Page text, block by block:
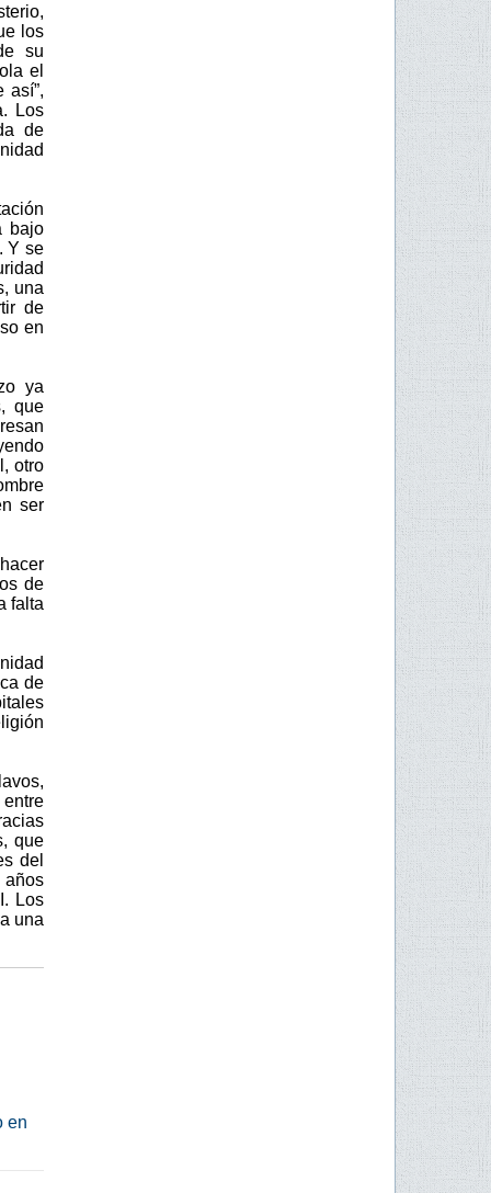
los
su
el
así”,
Los
de
bajo
Y se
una
de
en
ya
que
otro
ser
de
falta
de
entre
que
del
Los
una
en